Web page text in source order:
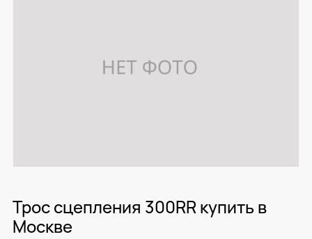
Трос сцепления 300RR купить в
Москве